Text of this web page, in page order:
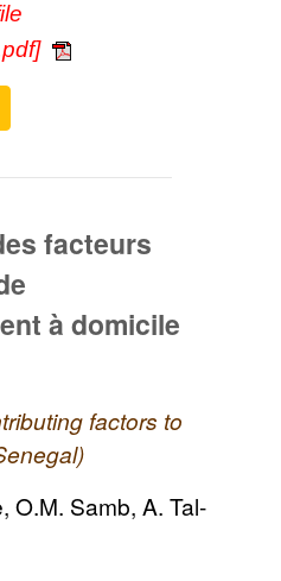
facteurs
à domicile
factors to
O.M. Samb, A. Tal-